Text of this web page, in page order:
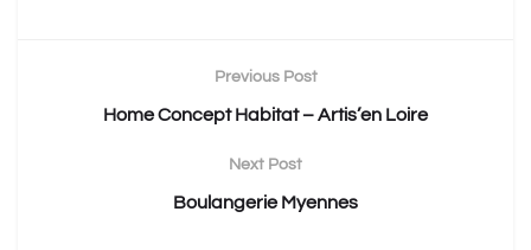
Previous Post
Home Concept Habitat – Artis’en Loire
Next Post
Boulangerie Myennes